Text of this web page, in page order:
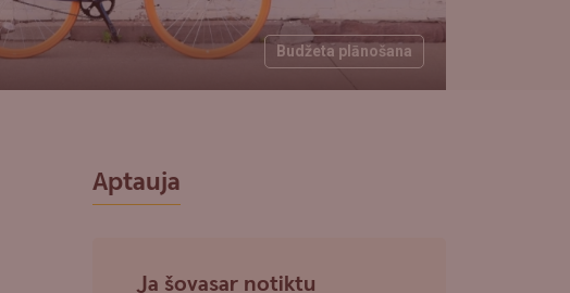
Budžeta plānošana
Aptauja
Ja šovasar notiktu